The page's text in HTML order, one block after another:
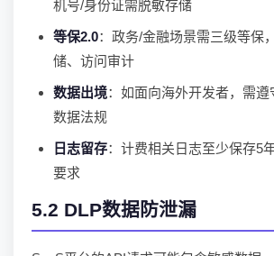
机号/身份证需脱敏存储
等保2.0：政务/金融场景需三级等保
储、访问审计
数据出境：如面向海外开发者，需
数据法规
日志留存：计费相关日志至少保存5
要求
5.2 DLP数据防泄漏